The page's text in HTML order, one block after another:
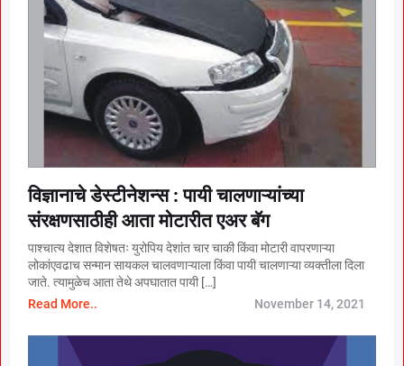
विज्ञानाचे डेस्टीनेशन्स : पायी चालणाऱ्यांच्या
संरक्षणसाठीही आता मोटारीत एअर बॅग
पाश्चात्य देशात विशेषतः युरोपिय देशांत चार चाकी किंवा मोटारी वापरणाऱ्या
लोकांएवढाच सन्मान सायकल चालवणाऱ्याला किंवा पायी चालणाऱ्या व्यक्तीला दिला
जाते. त्यामुळेच आता तेथे अपघातात पायी […]
Read More..
November 14, 2021